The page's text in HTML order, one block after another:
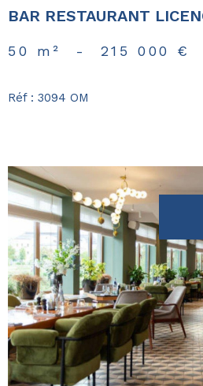
BAR RESTAURANT
50 m² - 215 000 €
Réf : 3094 OM
voir